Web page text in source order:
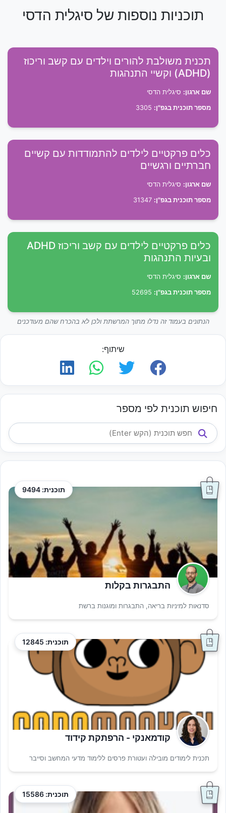
תוכניות נוספות של סיגלית הדסי
תכנית משולבת להורים וילדים עם קשב וריכוז
(ADHD) וקשיי התנהגות
שם ארגון: סיגלית הדסי
מספר תוכנית בגפ"ן:
כלים פרקטיים לילדים להתמודדות עם קשיים
חברתיים ורגשיים
שם ארגון: סיגלית הדסי
מספר תוכנית בגפ"ן:
כלים פרקטיים לילדים עם קשב וריכוז ADHD
ובעיות התנהגות
שם ארגון: סיגלית הדסי
מספר תוכנית בגפ"ן:
הנתונים בעמוד זה נדלו מתוך המרשתת ולכן לא בהכרח שהם מעודכנים
שיתוף:
חיפוש תוכנית לפי מספר
תוכנית: 9494
התבגרות בקלות
סדנאות למיניות בריאה, התבגרות ומוגנות ברשת
תוכנית: 12845
קודמאנקי - הרפתקת קידוד
תכנית לימודים מובילה ועטורת פרסים ללימוד מדעי המחשב וסייבר
תוכנית: 15586